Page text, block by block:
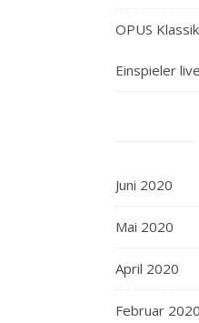
OPUS
Einspieler
Juni 2020
Mai 2020
April 2020
Februar 2020